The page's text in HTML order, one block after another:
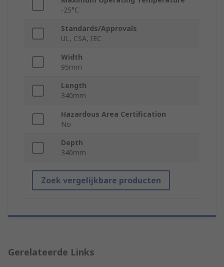
-25°C
Standards/Approvals
UL, CSA, IEC
Width
95mm
Length
340mm
Hazardous Area Certification
No
Depth
340mm
Zoek vergelijkbare producten
Gerelateerde Links